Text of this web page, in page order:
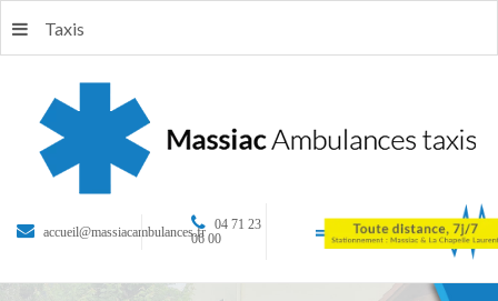
accueil@massiacambulances.fr
04 71 23
06 00
Taxis